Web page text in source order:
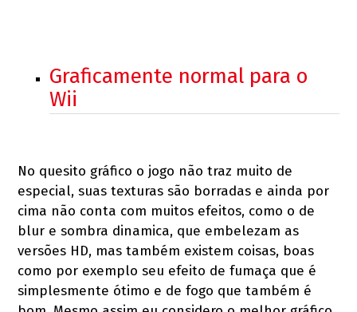
Graficamente normal para o
Wii
No quesito gráfico o jogo não traz muito de
especial, suas texturas são borradas e ainda por
cima não conta com muitos efeitos, como o de
blur e sombra dinamica, que embelezam as
versões HD, mas também existem coisas, boas
como por exemplo seu efeito de fumaça que é
simplesmente ótimo e de fogo que também é